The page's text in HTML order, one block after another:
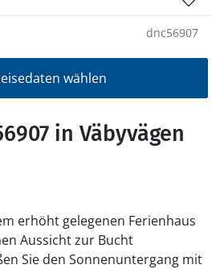
dnc56907
wählen
in Väbyvägen
erhöht gelegenen Ferienhaus
Aussicht zur Bucht
Sie den Sonnenuntergang mit